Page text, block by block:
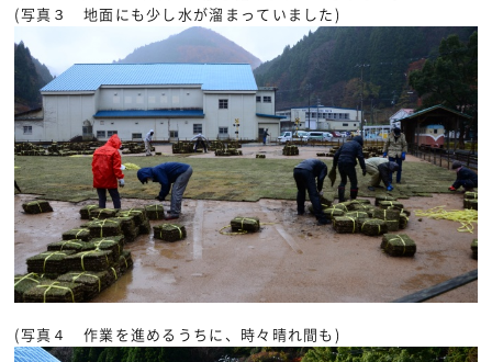
(写真３ 地面にも少し水が溜まっていました)
(写真４ 作業を進めるうちに、時々晴れ間も)